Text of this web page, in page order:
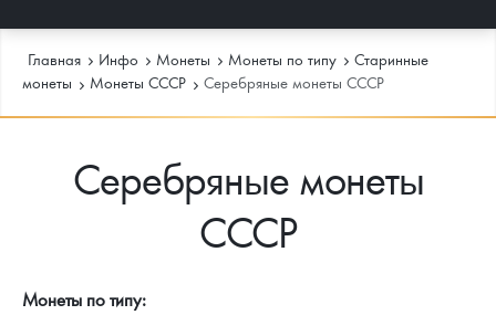
Каталог Монет
Главная Инфо Монеты Монеты по типу
Старинные
монеты
Монеты СССР Серебряные монеты СССР
Серебряные монеты
СССР
Монеты по типу: